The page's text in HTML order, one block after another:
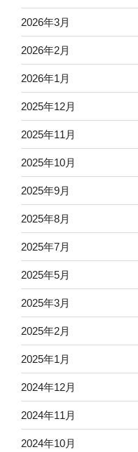
2026年3月
2026年2月
2026年1月
2025年12月
2025年11月
2025年10月
2025年9月
2025年8月
2025年7月
2025年5月
2025年3月
2025年2月
2025年1月
2024年12月
2024年11月
2024年10月